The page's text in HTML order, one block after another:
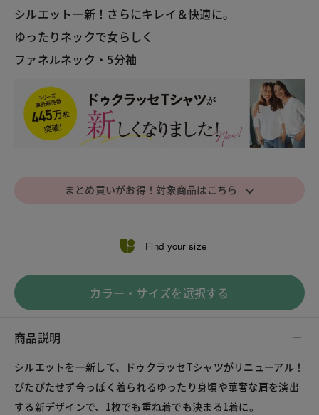
シルエット一新！さらにキレイ＆快適に。
ゆったりネックで女らしく
ファネルネック・5分袖
まとめ買いがお得！対象商品はこちら ⌵
Find your size
カラー・サイズを選択する
商品説明
シルエットを一新して、ドゥクラッセTシャツがリニューアル！
ぴたぴたせず今っぽく着られるゆったり身頃や華奢な肩を演出
する新デザインで、1枚でも重ね着でも決まる1着に。
LINE X メール